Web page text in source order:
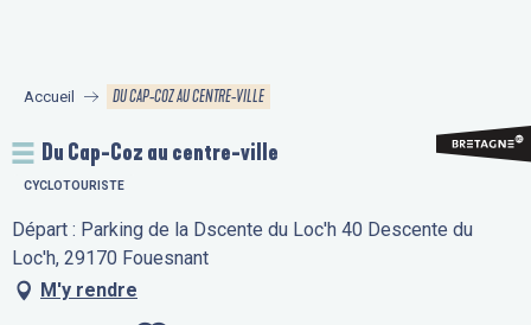
principal
Accueil DU CAP-COZ AU CENTRE-VILLE
Du Cap-Coz au centre-ville
CYCLOTOURISTE
Départ : Parking de la Dscente du Loc'h 40 Descente du
Loc'h, 29170 Fouesnant
M'y rendre